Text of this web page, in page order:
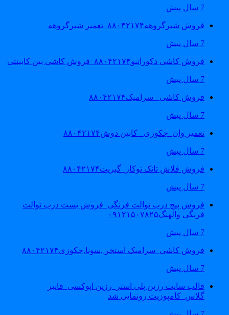
فروش شیرگروهه۸۸۰۴۲۱۷۴_تعمیر شیرگروهه
فروش کاشی دکوراتیو۸۸۰۴۲۱۷۴_فروش کاشی بین کابینتی
فروش کاشی _سرامیک۸۸۰۴۲۱۷۴
تعمیر وان_جکوزی_ کابین دوش۸۸۰۴۲۱۷۴
فروش فلاش تانک توکار_گبریت۸۸۰۴۲۱۷۴
فروش پیچ درب توالت فرنگی_فروش بست درب توالت
فرنگی والهنگ۰۹۱۲۱۵۰۷۸۲۵
فروش کاشی_سرامیک استخر ,سونا,جکوزی۸۸۰۴۲۱۷۴
قالب سایت رزین پلی استر_رزین اپوکسی_فایبر
گلاس_کامپوزیت رونمایی شد